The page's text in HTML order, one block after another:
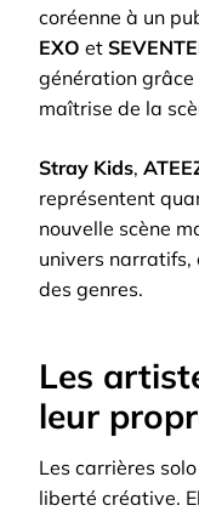
coréenne à un
EXO et
génération
maîtrise de la
Stray Kids,
représentent
nouvelle scène
univers narratifs,
des genres.
Les
leur
Les carrières
liberté créative.